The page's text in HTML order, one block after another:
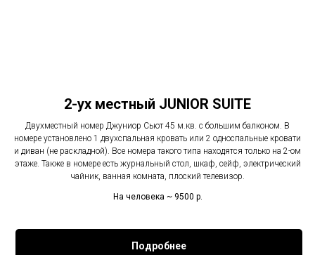
2-ух местный JUNIOR SUITE
Двухместный номер Джуниор Сьют 45 м.кв. с большим балконом. В
номере установлено 1 двухспальная кровать или 2 односпальные кровати
и диван (не раскладной). Все номера такого типа находятся только на 2-ом
этаже. Также в номере есть журнальный стол, шкаф, сейф, электрический
чайник, ванная комната, плоский телевизор.
На человека ~ 9500 р.
Подробнее